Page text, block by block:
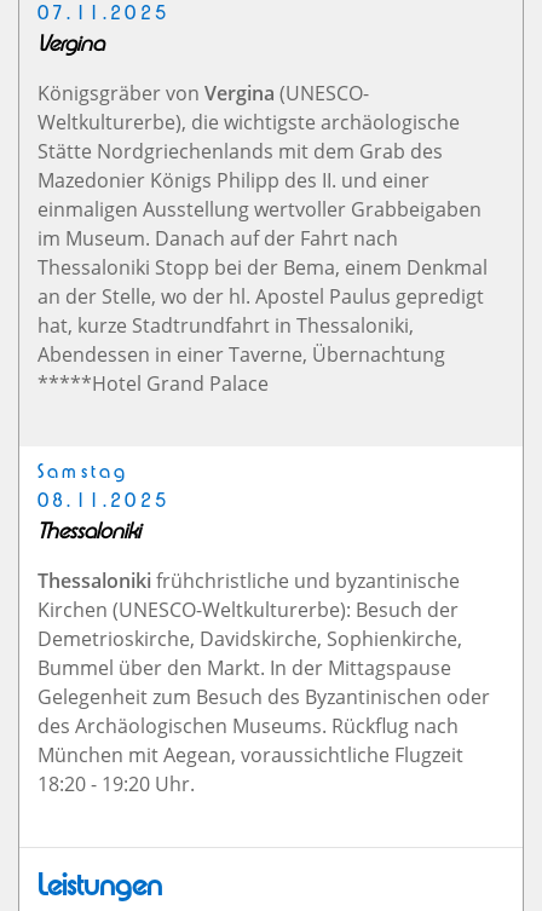
07.11.2025
Vergina
Königsgräber von Vergina (UNESCO-
Weltkulturerbe), die wichtigste archäologische
Stätte Nordgriechenlands mit dem Grab des
Mazedonier Königs Philipp des II. und einer
einmaligen Ausstellung wertvoller Grabbeigaben
im Museum. Danach auf der Fahrt nach
Thessaloniki Stopp bei der Bema, einem Denkmal
an der Stelle, wo der hl. Apostel Paulus gepredigt
hat, kurze Stadtrundfahrt in Thessaloniki,
Abendessen in einer Taverne, Übernachtung
*****Hotel Grand Palace
Samstag
08.11.2025
Thessaloniki
Thessalonikifrühchristliche und byzantinische
Kirchen (UNESCO-Weltkulturerbe): Besuch der
Demetrioskirche, Davidskirche, Sophienkirche,
Bummel über den Markt. In der Mittagspause
Gelegenheit zum Besuch des Byzantinischen oder
des Archäologischen Museums. Rückflug nach
München mit Aegean, voraussichtliche Flugzeit
18:20 - 19:20 Uhr.
Leistungen